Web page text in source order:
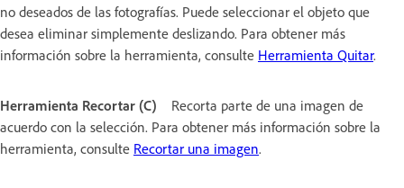
no deseados de las fotografías. Puede seleccionar el objeto que
desea eliminar simplemente deslizando. Para obtener más
información sobre la herramienta, consulte Herramienta Quitar.
Herramienta Recortar (C)
Recorta parte de una imagen de
acuerdo con la selección. Para obtener más información sobre la
herramienta, consulte Recortar una imagen.